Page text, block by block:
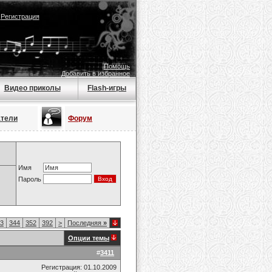
Регистрация
Помощь
Добавить в избранное
Видео приколы Flash-игры
Форум
Имя
Пароль
344 352 392 > Последняя »
Опции темы
#3411
Регистрация: 01.10.2009